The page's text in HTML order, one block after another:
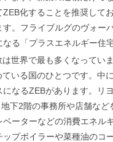
化することを推奨して
。フライブルグのヴォー
る「プラスエネルギー住
世界で最も多くなってい
いる国のひとつです。中
なるZEBがあります。リ
下2階の事務所や店舗など
ーターなどの消費エネル
プボイラーや菜種油のコ